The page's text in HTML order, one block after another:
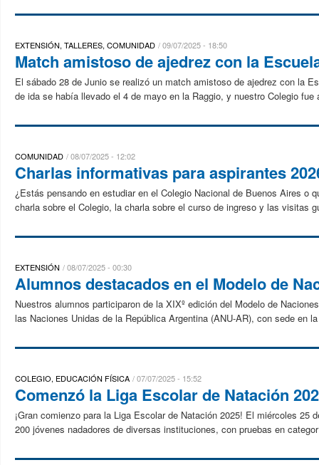
EXTENSIÓN, TALLERES, COMUNIDAD 09/07/2025 - 18:50
Match amistoso de ajedrez con la
El sábado 28 de Junio se realizó un match amistoso de ajedrez con la
de ida se había llevado el 4 de mayo en la Raggio, y nuestro Colegio fue
COMUNIDAD 08/07/2025 - 12:02
Charlas informativas para aspirantes
¿Estás pensando en estudiar en el Colegio Nacional de Buenos Aires o
charla sobre el Colegio, la charla sobre el curso de ingreso y las visitas
EXTENSIÓN 08/07/2025 - 00:30
Alumnos destacados en el Modelo de
Nuestros alumnos participaron de la XIXº edición del Modelo de
las Naciones Unidas de la República Argentina (ANU-AR), con sede en
COLEGIO, EDUCACIÓN FÍSICA 07/07/2025 - 15:52
Comenzó la Liga Escolar de Natación
¡Gran comienzo para la Liga Escolar de Natación 2025! El miércoles
200 jóvenes nadadores de diversas instituciones, con pruebas en